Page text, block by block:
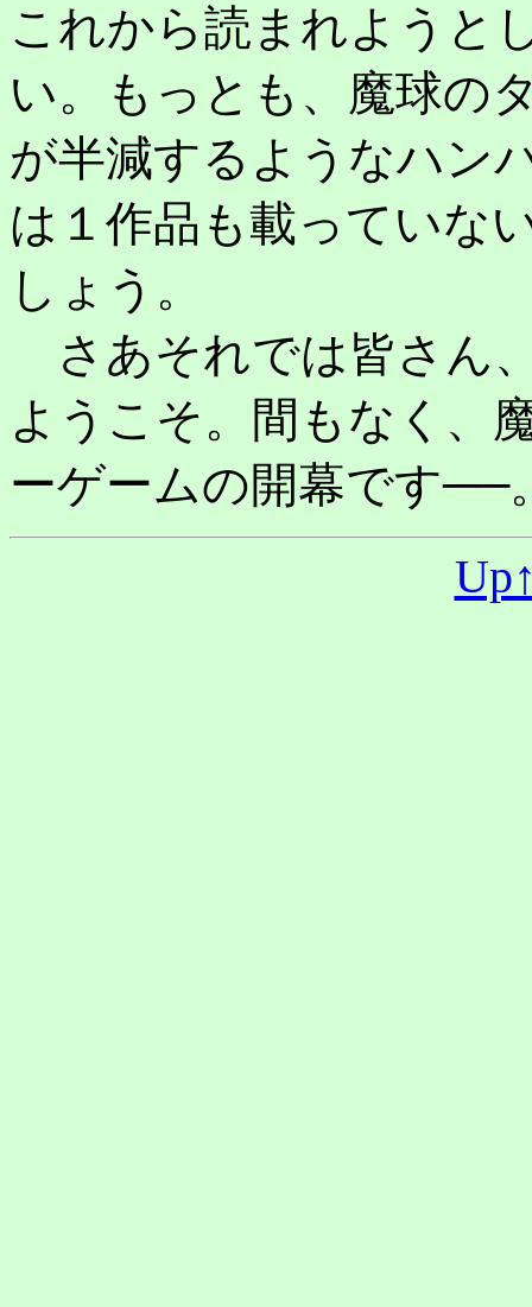
これから読まれようと
い。もっとも、魔球の
が半減するようなハン
は１作品も載っていな
しょう。
さあそれでは皆さん
ようこそ。間もなく、
ーゲームの開幕です──